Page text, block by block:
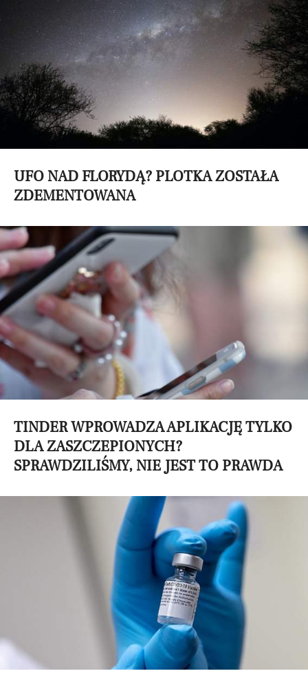
UFO NAD FLORYDĄ? PLOTKA ZOSTAŁA
ZDEMENTOWANA
TINDER WPROWADZA APLIKACJĘ TYLKO
DLA ZASZCZEPIONYCH?
SPRAWDZILIŚMY, NIE JEST TO PRAWDA